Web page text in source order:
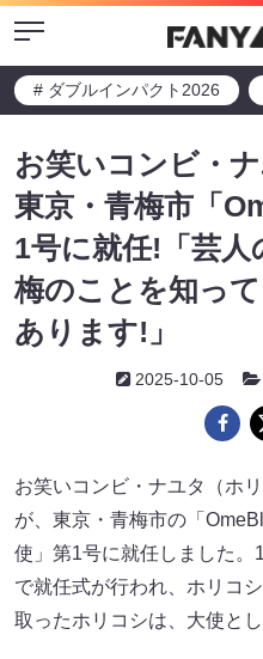
Menu
# ダブルインパクト2026
お笑いコンビ・
東京・青梅市「
1号に就任!「芸
梅のことを知っ
あります!」
2025-10-05
お笑いコンビ・ナユタ（ホ
が、東京・青梅市の「
使」第1号に就任しました
で就任式が行われ、ホリコ
取ったホリコシは、大使と